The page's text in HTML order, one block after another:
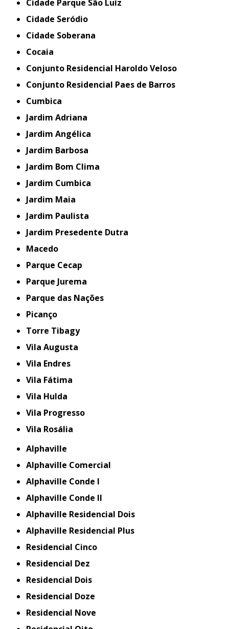
Cidade Parque São Luíz
Cidade Seródio
Cidade Soberana
Cocaia
Conjunto Residencial Haroldo Veloso
Conjunto Residencial Paes de Barros
Cumbica
Jardim Adriana
Jardim Angélica
Jardim Barbosa
Jardim Bom Clima
Jardim Cumbica
Jardim Maia
Jardim Paulista
Jardim Presedente Dutra
Macedo
Parque Cecap
Parque Jurema
Parque das Nações
Picanço
Torre Tibagy
Vila Augusta
Vila Endres
Vila Fátima
Vila Hulda
Vila Progresso
Vila Rosália
Alphaville
Alphaville Comercial
Alphaville Conde I
Alphaville Conde II
Alphaville Residencial Dois
Alphaville Residencial Plus
Residencial Cinco
Residencial Dez
Residencial Dois
Residencial Doze
Residencial Nove